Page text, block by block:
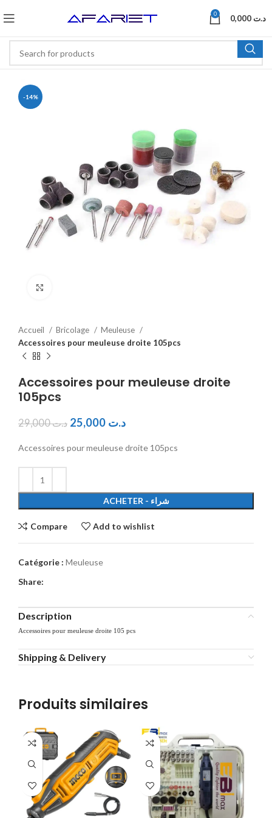
0 د.ت
-14%
Accueil Bricolage
Meuleuse
Accessoires pour meuleuse droite 105pcs
Accessoires pour meuleuse droite
105pcs
د.ت29,000 د.ت
Accessoires pour meuleuse droite 105pcs
ACHETER - شراء
Compare Add to wishlist
Catégorie : Meuleuse
Share:
Description
Accessoires pour meuleuse droite 105 pcs
Shipping & Delivery
Produits similaires